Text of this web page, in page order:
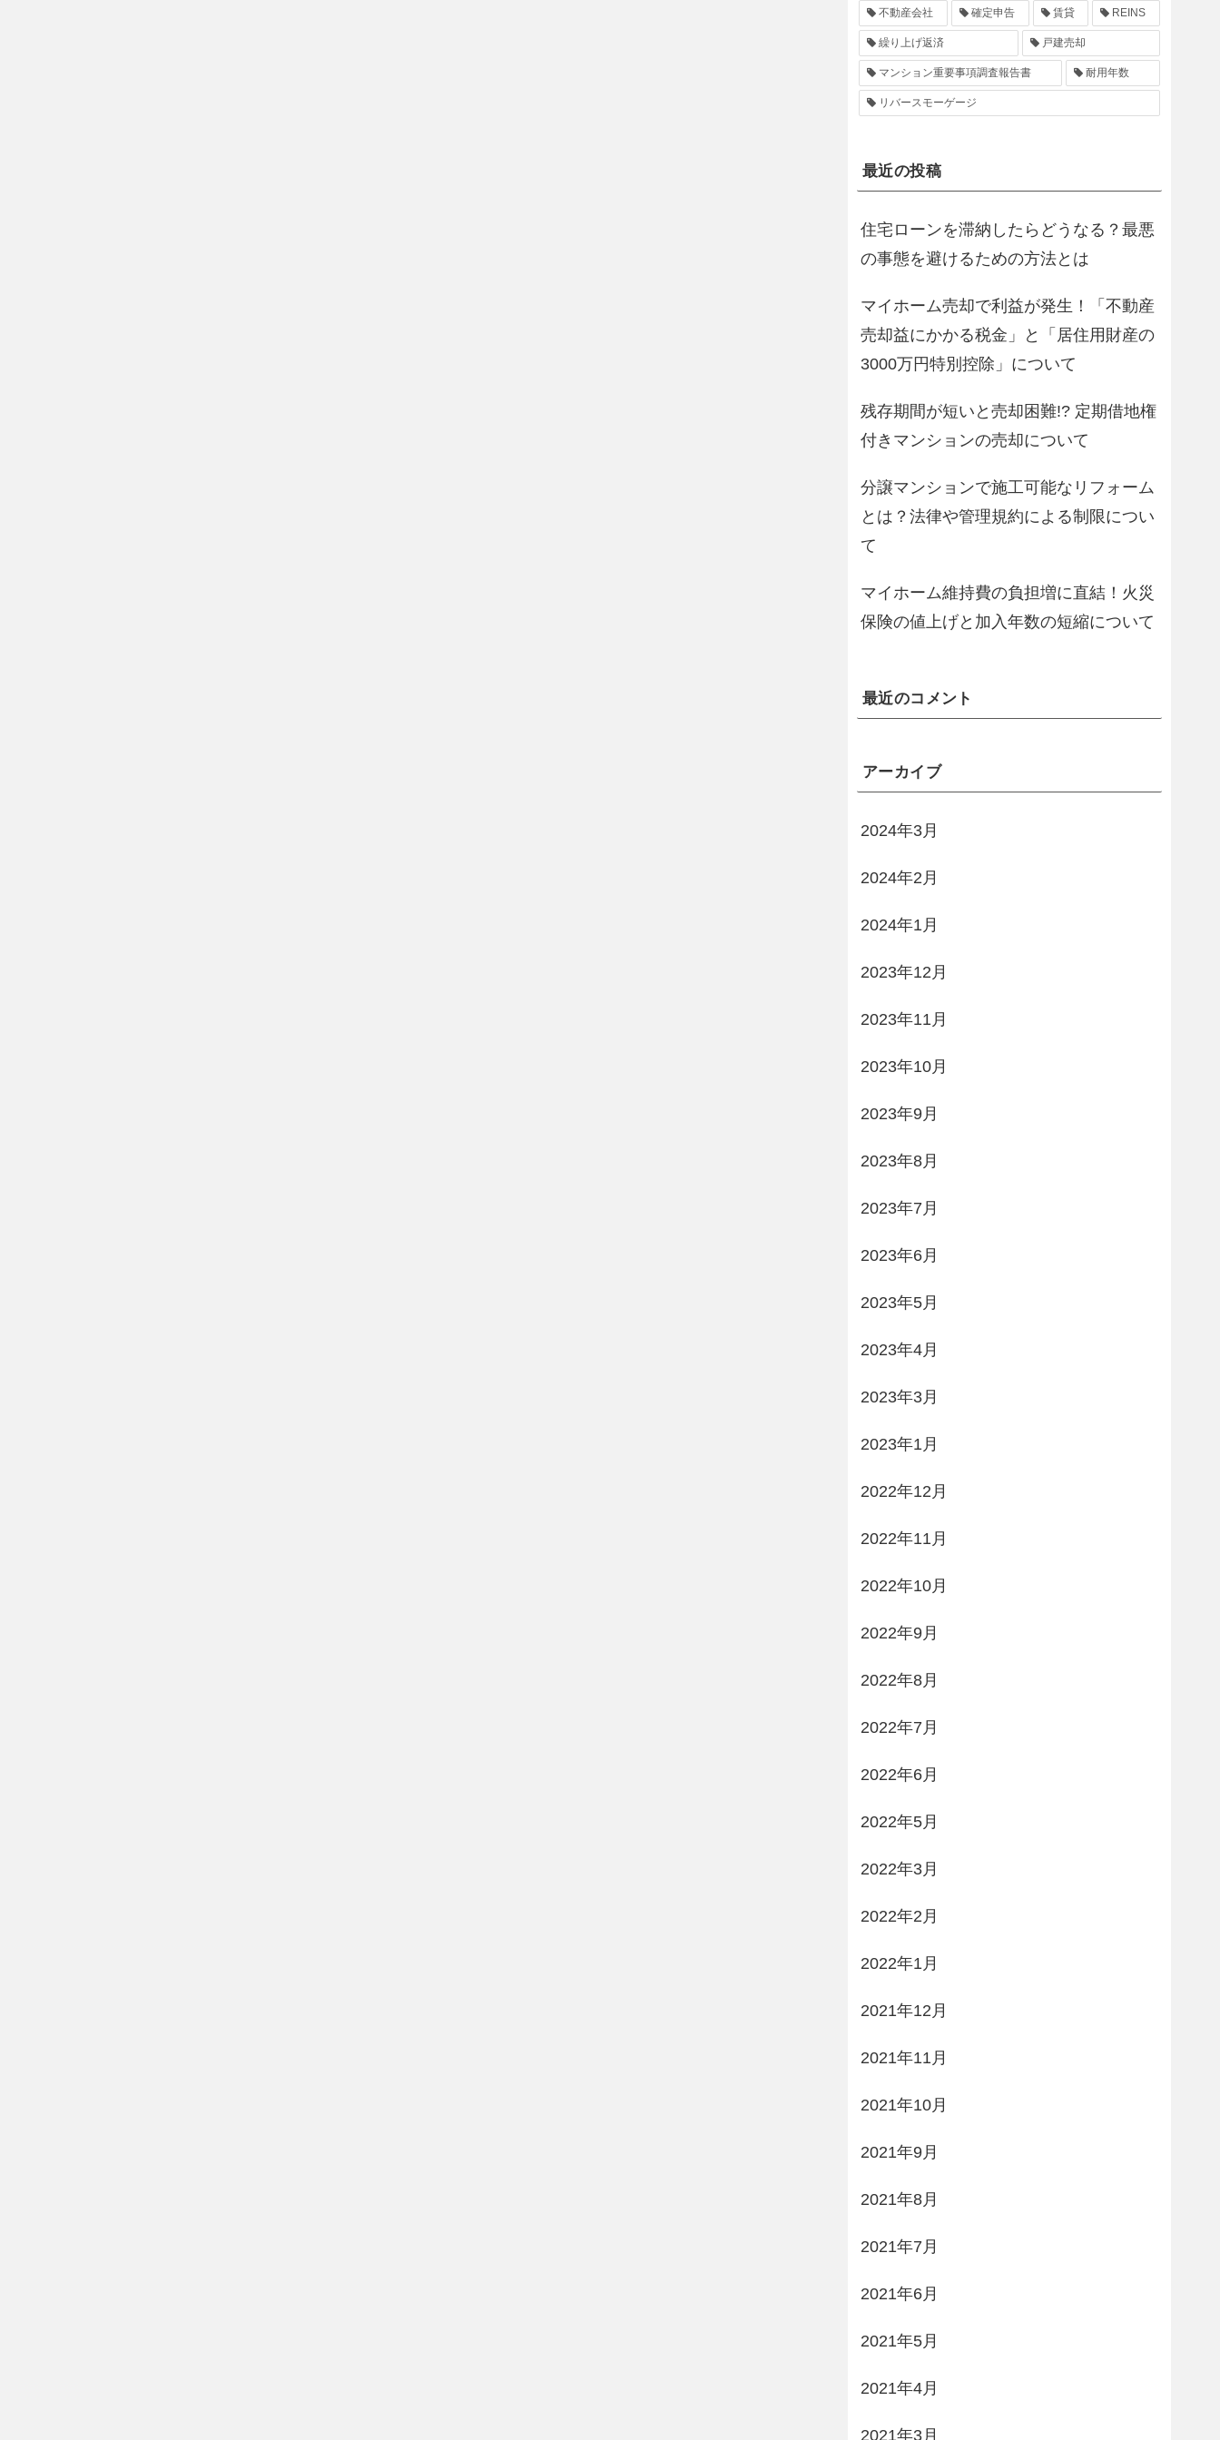
不動産会社 確定申告 賃貸 REINS
繰り上げ返済 戸建売却
マンション重要事項調査報告書 耐用年数
リバースモーゲージ
最近の投稿
住宅ローンを滞納したらどうなる？最悪
の事態を避けるための方法とは
マイホーム売却で利益が発生！「不動産
売却益にかかる税金」と「居住用財産の
3000万円特別控除」について
残存期間が短いと売却困難!? 定期借地権
付きマンションの売却について
分譲マンションで施工可能なリフォーム
とは？法律や管理規約による制限につい
て
マイホーム維持費の負担増に直結！火災
保険の値上げと加入年数の短縮について
最近のコメント
アーカイブ
2024年3月
2024年2月
2024年1月
2023年12月
2023年11月
2023年10月
2023年9月
2023年8月
2023年7月
2023年6月
2023年5月
2023年4月
2023年3月
2023年1月
2022年12月
2022年11月
2022年10月
2022年9月
2022年8月
2022年7月
2022年6月
2022年5月
2022年3月
2022年2月
2022年1月
2021年12月
2021年11月
2021年10月
2021年9月
2021年8月
2021年7月
2021年6月
2021年5月
2021年4月
2021年3月